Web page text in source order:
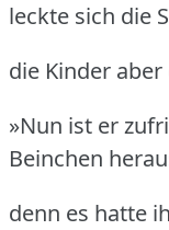
leckte sich die
die Kinder
»Nun ist er
Beinchen
denn es hatte